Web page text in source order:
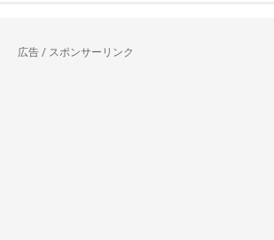
広告 / スポンサーリンク